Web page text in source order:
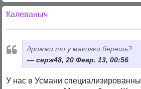
Калеваныч
дрожжи то у маковки берешь?
серж48, 20 Февр. 13, 00:56
У нас в Усмани